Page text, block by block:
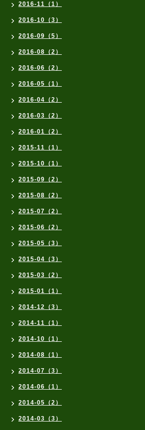
2016-11（1）
2016-10（3）
2016-09（5）
2016-08（2）
2016-06（2）
2016-05（1）
2016-04（2）
2016-03（2）
2016-01（2）
2015-11（1）
2015-10（1）
2015-09（2）
2015-08（2）
2015-07（2）
2015-06（2）
2015-05（3）
2015-04（3）
2015-03（2）
2015-01（1）
2014-12（3）
2014-11（1）
2014-10（1）
2014-08（1）
2014-07（3）
2014-06（1）
2014-05（2）
2014-03（3）